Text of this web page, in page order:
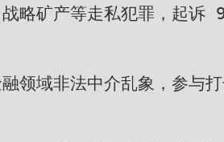
略矿产等走私犯罪，起诉
领域非法中介乱象，参与